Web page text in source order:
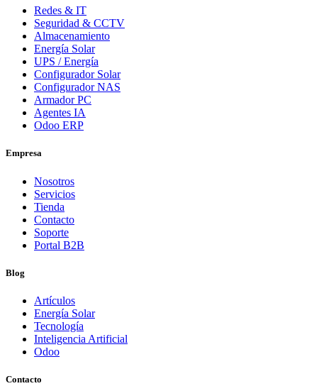
Redes & IT
Seguridad & CCTV
Almacenamiento
Energía Solar
UPS / Energía
Configurador Solar
Configurador NAS
Armador PC
Agentes IA
Odoo ERP
Empresa
Nosotros
Servicios
Tienda
Contacto
Soporte
Portal B2B
Blog
Artículos
Energía Solar
Tecnología
Inteligencia Artificial
Odoo
Contacto